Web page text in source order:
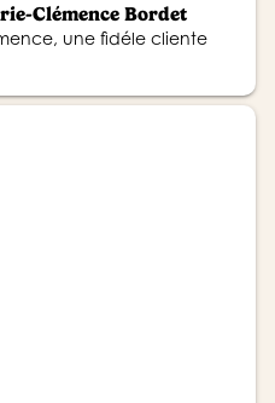
Clémence Bordet
une fidéle cliente